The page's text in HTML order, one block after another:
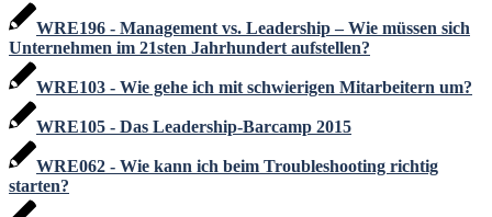
WRE196 - Management vs. Leadership – Wie müssen sich
Unternehmen im 21sten Jahrhundert aufstellen?
WRE103 - Wie gehe ich mit schwierigen Mitarbeitern um?
WRE105 - Das Leadership-Barcamp 2015
WRE062 - Wie kann ich beim Troubleshooting richtig
starten?